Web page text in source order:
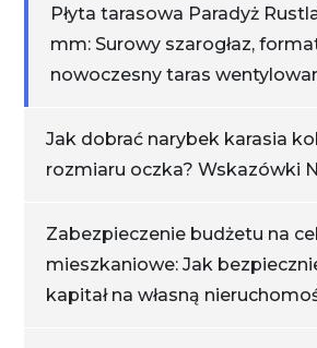
Płyta tarasowa Paradyż
mm: Surowy szarogłaz,
nowoczesny taras
Jak dobrać narybek karasia
rozmiaru oczka? Wskazówki
Zabezpieczenie budżetu na
mieszkaniowe: Jak
kapitał na własną